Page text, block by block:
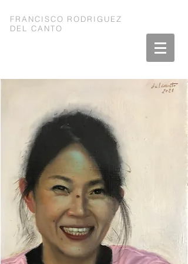
FRANCISCO RODRIGUEZ
DEL CANTO